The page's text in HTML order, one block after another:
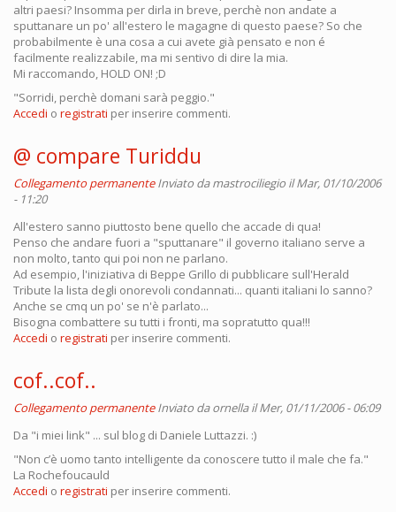
altri paesi? Insomma per dirla in breve, perchè non andate a
sputtanare un po' all'estero le magagne di questo paese? So che
probabilmente è una cosa a cui avete già pensato e non é
facilmente realizzabile, ma mi sentivo di dire la mia.
Mi raccomando, HOLD ON! ;D
"Sorridi, perchè domani sarà peggio."
Accedi o registrati per inserire commenti.
@ compare Turiddu
Collegamento permanente Inviato damastrociliegio il Mar, 01/10/2006
- 11:20
All'estero sanno piuttosto bene quello che accade di qua!
Penso che andare fuori a "sputtanare" il governo italiano serve a
non molto, tanto qui poi non ne parlano.
Ad esempio, l'iniziativa di Beppe Grillo di pubblicare sull'Herald
Tribute la lista degli onorevoli condannati... quanti italiani lo sanno?
Anche se cmq un po' se n'è parlato...
Bisogna combattere su tutti i fronti, ma sopratutto qua!!!
Accedi o registrati per inserire commenti.
cof..cof..
Collegamento permanente Inviato daornellail Mer, 01/11/2006 - 06:09
Da "i miei link" ... sul blog di Daniele Luttazzi. :)
"Non c’è uomo tanto intelligente da conoscere tutto il male che fa."
La Rochefoucauld
Accedi o registrati per inserire commenti.